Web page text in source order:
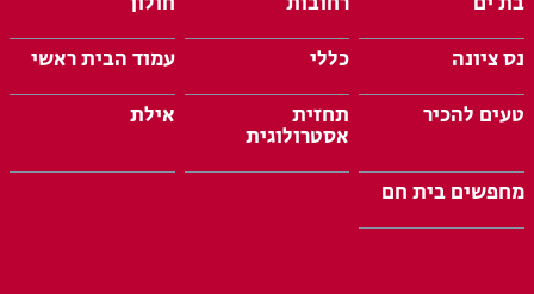
נס ציונה
כללי
עמוד הבית ראשי
טעים להכיר
תחזית
אסטרולוגית
אילת
מחפשים בית חם